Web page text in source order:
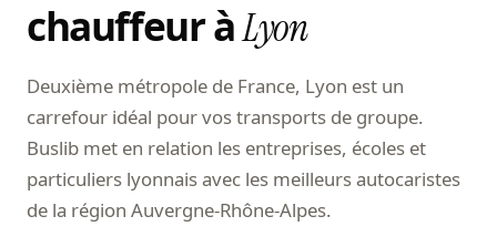
chauffeur àLyon
Deuxième métropole de France, Lyon est un
carrefour idéal pour vos transports de groupe.
Buslib met en relation les entreprises, écoles et
particuliers lyonnais avec les meilleurs autocaristes
de la région Auvergne-Rhône-Alpes.